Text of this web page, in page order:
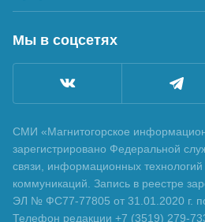
Мы в соцсетях
СМИ «Магнитогорское
зарегистрировано Федеральной
связи, информационных
коммуникаций. Запись в реестре
ЭЛ № ФС77-77805 от 31.01.2020 г.
Телефон редакции +7 (3519) 279-